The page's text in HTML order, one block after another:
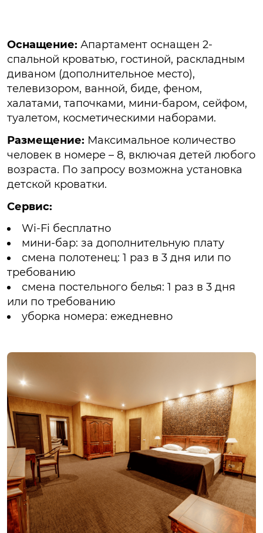
Оснащение: Апартамент оснащен 2-
спальной кроватью, гостиной, раскладным
диваном (дополнительное место),
телевизором, ванной, биде, феном,
халатами, тапочками, мини-баром, сейфом,
туалетом, косметическими наборами.
Размещение: Максимальное количество
человек в номере – 8, включая детей любого
возраста. По запросу возможна установка
детской кроватки.
Сервис:
Wi-Fi бесплатно
мини-бар: за дополнительную плату
смена полотенец: 1 раз в 3 дня или по
требованию
смена постельного белья: 1 раз в 3 дня
или по требованию
уборка номера: ежедневно